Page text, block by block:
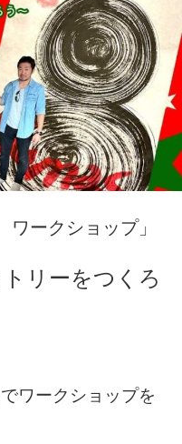
ークショップ」
リーをつくろ
ワークショップを